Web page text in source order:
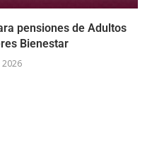
pensiones de Adultos
Bienestar